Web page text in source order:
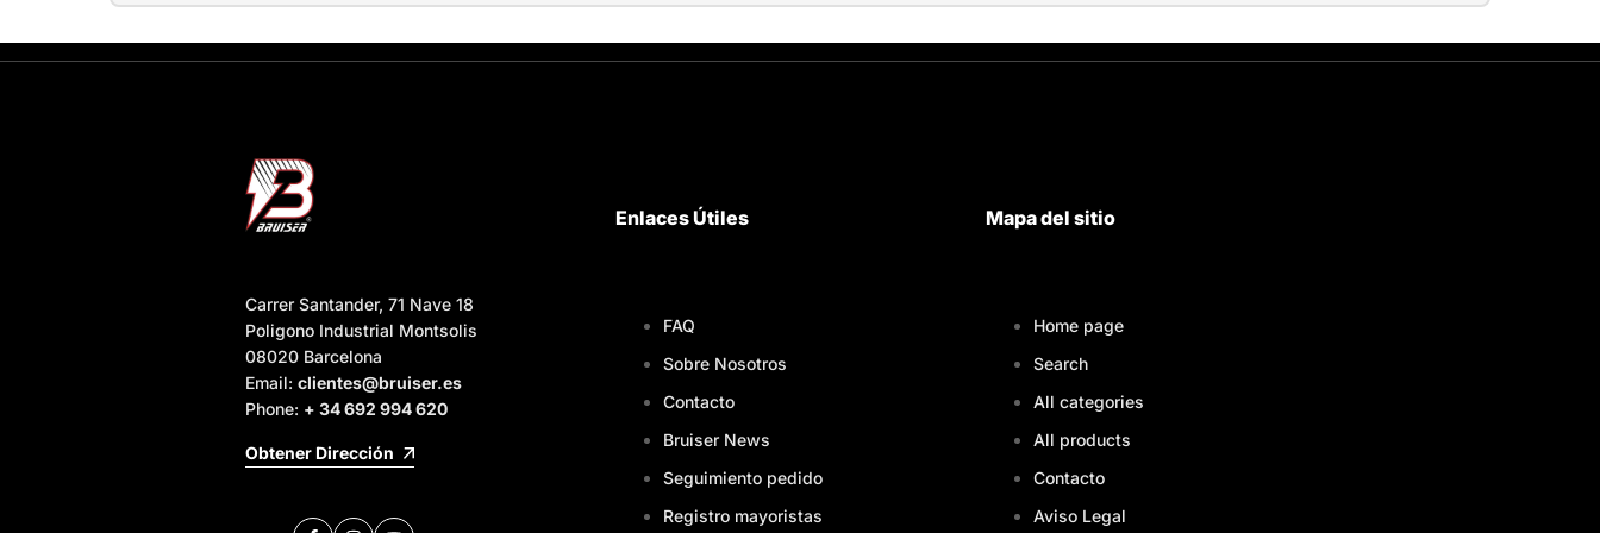
Carrer Santander, 71 Nave 18
Poligono Industrial Montsolis
08020 Barcelona
Email: clientes@bruiser.es
Phone: + 34 692 994 620
Obtener Dirección
Enlaces Útiles
FAQ
Sobre Nosotros
Contacto
Bruiser News
Seguimiento pedido
Registro mayoristas
Mapa del sitio
Home page
Search
All categories
All products
Contacto
Aviso Legal